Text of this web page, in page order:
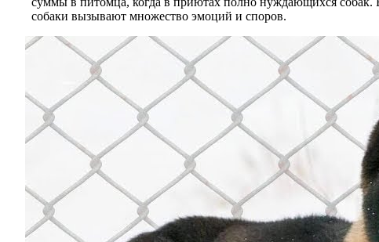
собаки вызывают множество эмоций и споров.